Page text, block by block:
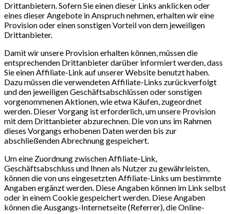
Drittanbietern. Sofern Sie einen dieser Links anklicken oder
eines dieser Angebote in Anspruch nehmen, erhalten wir eine
Provision oder einen sonstigen Vorteil von dem jeweiligen
Drittanbieter.
Damit wir unsere Provision erhalten können, müssen die
entsprechenden Drittanbieter darüber informiert werden, dass
Sie einen Affiliate-Link auf unserer Website benutzt haben.
Dazu müssen die verwendeten Affiliate-Links zurückverfolgt
und den jeweiligen Geschäftsabschlüssen oder sonstigen
vorgenommenen Aktionen, wie etwa Käufen, zugeordnet
werden. Dieser Vorgang ist erforderlich, um unsere Provision
mit dem Drittanbieter abzurechnen. Die von uns im Rahmen
dieses Vorgangs erhobenen Daten werden bis zur
abschließenden Abrechnung gespeichert.
Um eine Zuordnung zwischen Affiliate-Link,
Geschäftsabschluss und Ihnen als Nutzer zu gewährleisten,
können die von uns eingesetzten Affiliate-Links um bestimmte
Angaben ergänzt werden. Diese Angaben können im Link selbst
oder in einem Cookie gespeichert werden. Diese Angaben
können die Ausgangs-Internetseite (Referrer), die Online-